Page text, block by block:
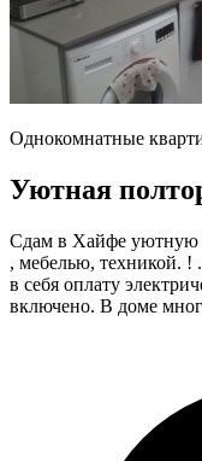
Однокомнатные
Уютная
Сдам в Хайфе уютную
, мебелью, техникой. !
в себя оплату
включено. В доме